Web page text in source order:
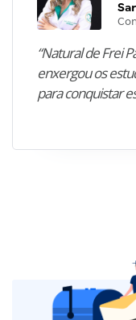
“Natural de Frei
enxergou os
para conquistar